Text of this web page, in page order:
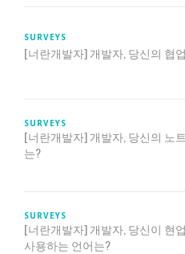
SURVEYS
[너란개발자] 개발자, 당신의 협
SURVEYS
[너란개발자] 개발자, 당신의 노
는?
SURVEYS
[너란개발자] 개발자, 당신이 현
사용하는 언어는?